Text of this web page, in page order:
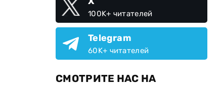
100K+ читателей
Telegram
60K+ читателей
СМОТРИТЕ НАС НА